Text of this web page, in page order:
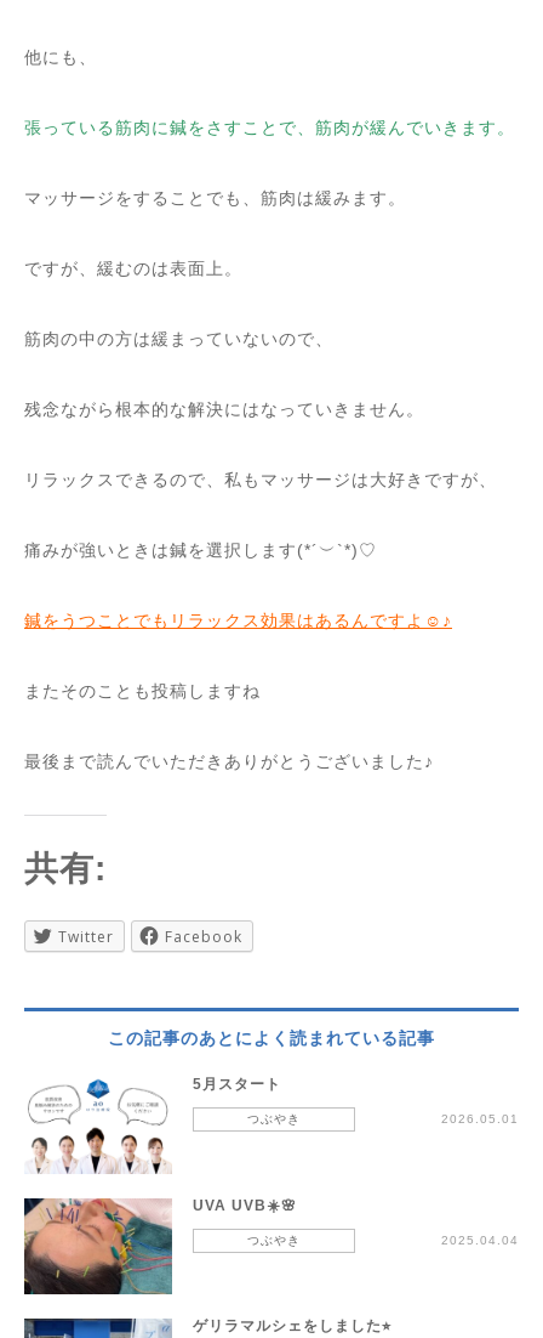
他にも、
張っている筋肉に鍼をさすことで、筋肉が緩んでいきます。
マッサージをすることでも、筋肉は緩みます。
ですが、緩むのは表面上。
筋肉の中の方は緩まっていないので、
残念ながら根本的な解決にはなっていきません。
リラックスできるので、私もマッサージは大好きですが、
痛みが強いときは鍼を選択します(*´︶`*)♡
鍼をうつことでもリラックス効果はあるんですよ☺︎♪
またそのことも投稿しますね
最後まで読んでいただきありがとうございました♪
共有:
Twitter Facebook
この記事のあとによく読まれている記事
5月スタート
つぶやき 2026.05.01
UVA UVB☀️🌸
つぶやき 2025.04.04
ゲリラマルシェをしました⭐︎